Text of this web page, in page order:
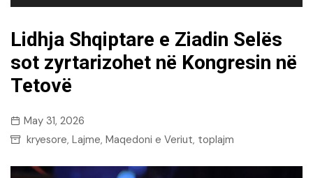
Lidhja Shqiptare e Ziadin Selës
sot zyrtarizohet në Kongresin në
Tetovë
May 31, 2026
kryesore, Lajme, Maqedoni e Veriut, toplajm